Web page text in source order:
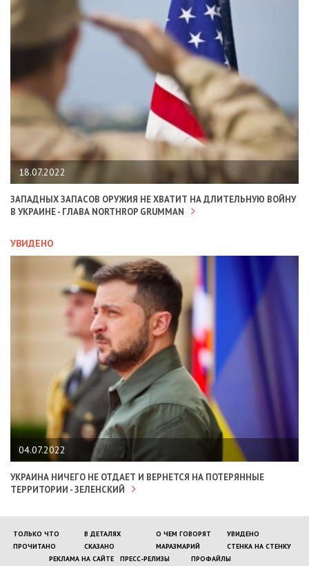
18.07.2022
ЗАПАДНЫХ ЗАПАСОВ ОРУЖИЯ НЕ ХВАТИТ НА ДЛИТЕЛЬНУЮ ВОЙНУ
В УКРАИНЕ - ГЛАВА NORTHROP GRUMMAN
УВИДЕНО
04.07.2022
УКРАИНА НИЧЕГО НЕ ОТДАЕТ И ВЕРНЕТСЯ НА ПОТЕРЯННЫЕ
ТЕРРИТОРИИ - ЗЕЛЕНСКИЙ
ТОЛЬКО ЧТО В ДЕТАЛЯХ О ЧЕМ ГОВОРЯТ
УВИДЕНО
ПРОЧИТАНО
СКАЗАНО МАРАЗМАРИЙ
СТЕНКА НА СТЕНКУ
РЕКЛАМА НА САЙТЕ
ПРЕСС-РЕЛИЗЫ ПРОФАЙЛЫ